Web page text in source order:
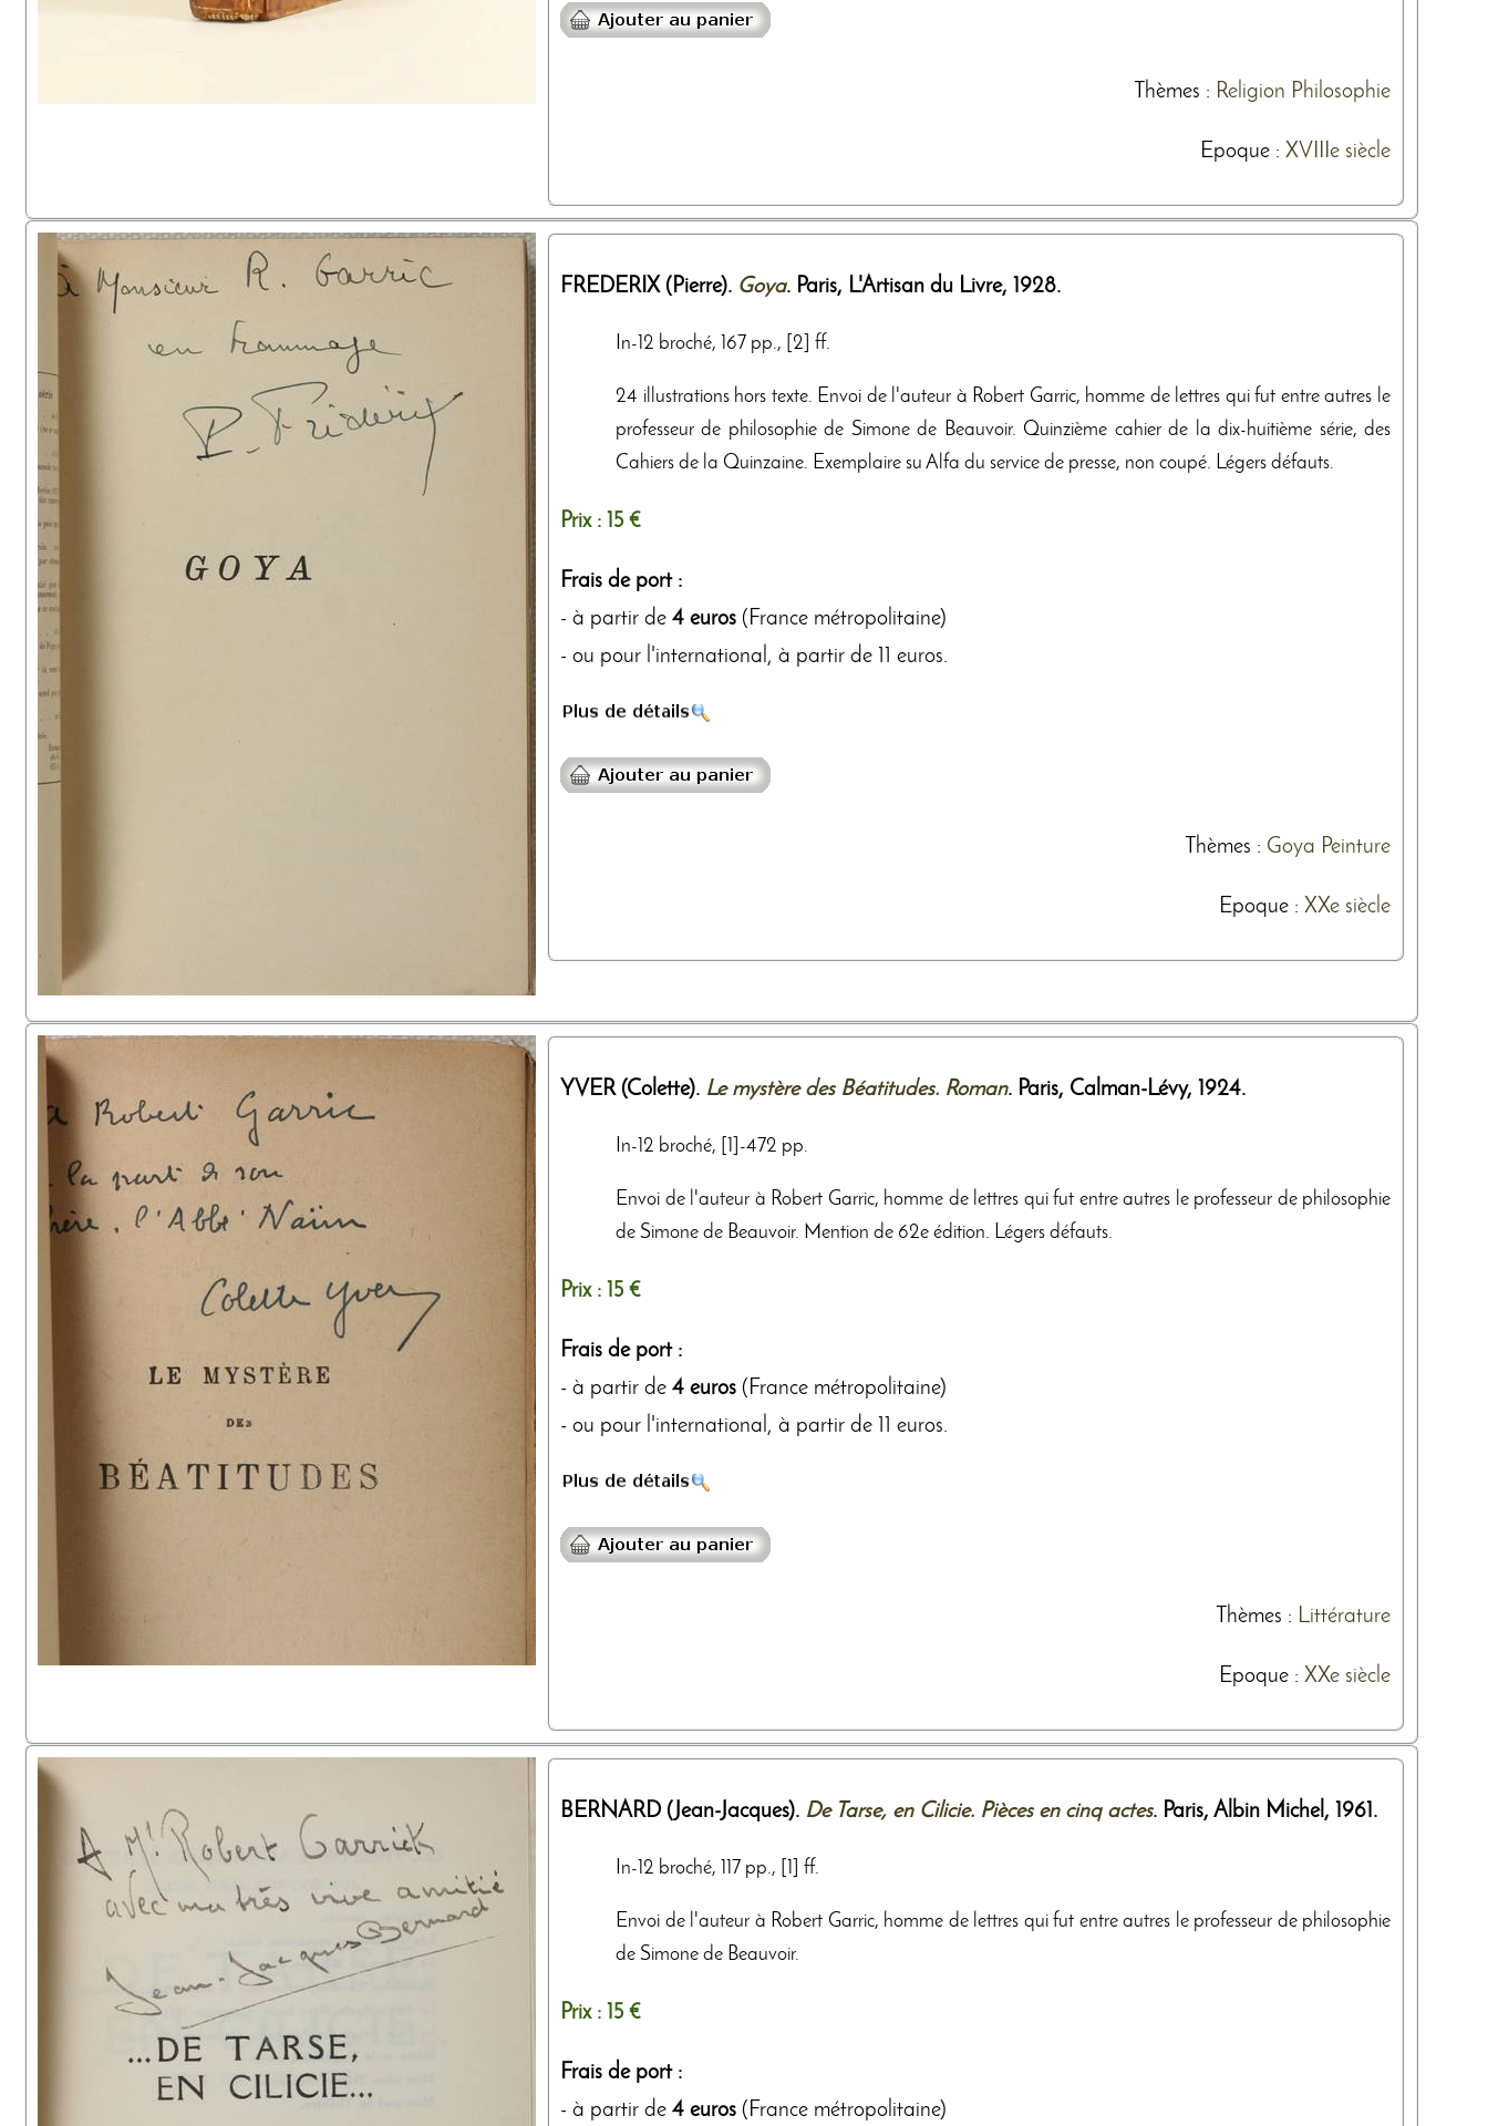
Thèmes : Religion Philosophie
Epoque : XVIIIe siècle
FREDERIX (Pierre). Goya. Paris, L'Artisan du Livre, 1928.
In-12 broché, 167 pp., [2] ff.
24 illustrations hors texte. Envoi de l'auteur à Robert Garric, homme de lettres qui fut entre autres le
professeur de philosophie de Simone de Beauvoir. Quinzième cahier de la dix-huitième série, des
Cahiers de la Quinzaine. Exemplaire su Alfa du service de presse, non coupé. Légers défauts.
Prix : 15 €
Frais de port :
- à partir de 4 euros (France métropolitaine)
- ou pour l'international, à partir de 11 euros.
Thèmes : Goya Peinture
Epoque : XXe siècle
YVER (Colette). Le mystère des Béatitudes. Roman. Paris, Calman-Lévy, 1924.
In-12 broché, [1]-472 pp.
Envoi de l'auteur à Robert Garric, homme de lettres qui fut entre autres le professeur de philosophie
de Simone de Beauvoir. Mention de 62e édition. Légers défauts.
Prix : 15 €
Frais de port :
- à partir de 4 euros (France métropolitaine)
- ou pour l'international, à partir de 11 euros.
Thèmes : Littérature
Epoque : XXe siècle
BERNARD (Jean-Jacques). De Tarse, en Cilicie. Pièces en cinq actes. Paris, Albin Michel , 1961 .
In-12 broché, 117 pp., [1] ff.
Envoi de l'auteur à Robert Garric, homme de lettres qui fut entre autres le professeur de philosophie
de Simone de Beauvoir.
Prix : 15 €
Frais de port :
- à partir de 4 euros (France métropolitaine)